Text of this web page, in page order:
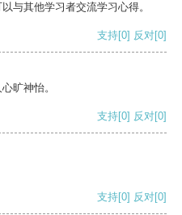
与其他学习者交流学习心得。
支持[0] 反对[0]
旷神怡。
支持[0] 反对[0]
支持[0] 反对[0]